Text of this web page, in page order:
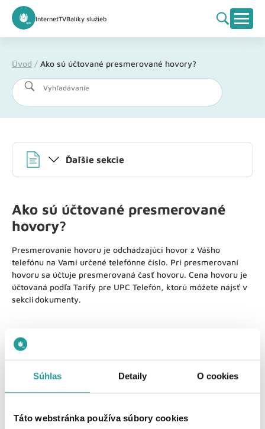
Súhlas Detaily O cookies
Táto webstránka používa súbory cookies
InternetTVBalíky služieb
Úvod / Ako sú účtované presmerované hovory?
Vyhľadávanie
Ďaľšie sekcie
Ako sú účtované presmerované
hovory?
Presmerovanie hovoru je odchádzajúci hovor z Vášho
telefónu na Vami určené telefónne číslo. Pri presmerovaní
hovoru sa účtuje presmerovaná časť hovoru. Cena hovoru je
účtovaná podľa Tarify pre UPC Telefón, ktorú môžete nájsť v
sekcii dokumenty.
Pomohol Vám tento článok?